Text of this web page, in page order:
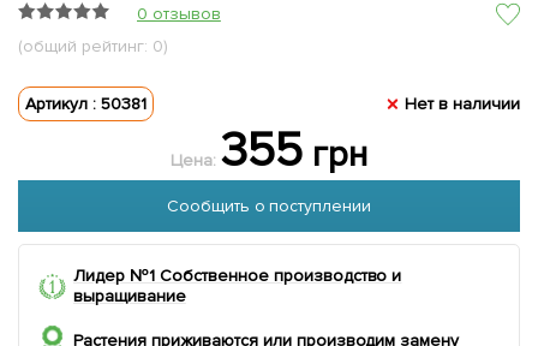
0 отзывов
(общий рейтинг: 0)
Артикул : 50381 Нет в наличии
Цена: 355грн
Сообщить о поступлении
Лидер №1 Собственное производство и
выращивание
Растения приживаются или производим замену